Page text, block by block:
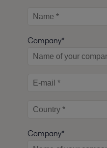
Company*
Company*